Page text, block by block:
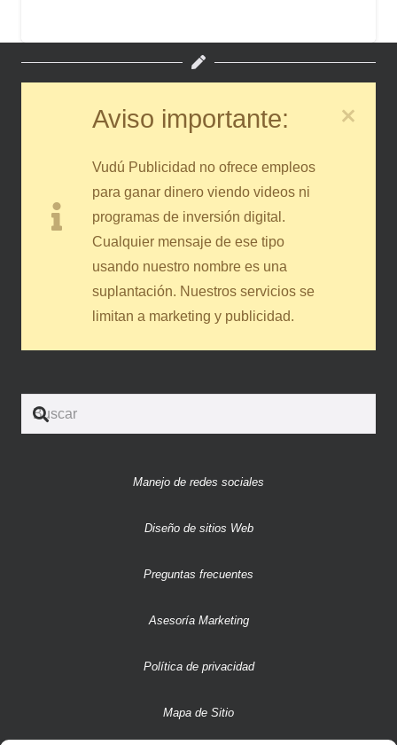
Aviso importante:
Vudú Publicidad no ofrece empleos
para ganar dinero viendo videos ni
programas de inversión digital.
Cualquier mensaje de ese tipo
usando nuestro nombre es una
suplantación. Nuestros servicios se
limitan a marketing y publicidad.
Manejo de redes sociales
Diseño de sitios Web
Preguntas frecuentes
Asesoría Marketing
Política de privacidad
Mapa de Sitio